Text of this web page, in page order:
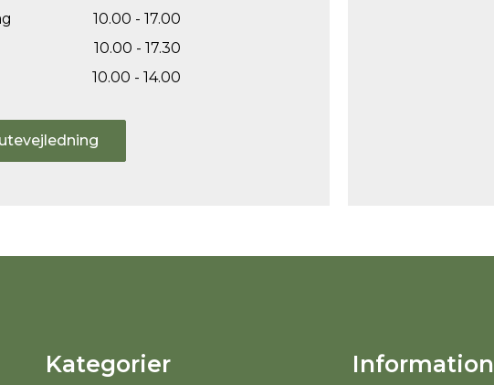
10.00 - 17.00
10.00 - 17.30
10.00 - 14.00
Kategorier Information